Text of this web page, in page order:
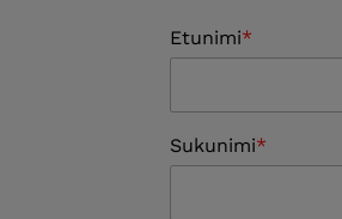
Etunimi
Sukunimi